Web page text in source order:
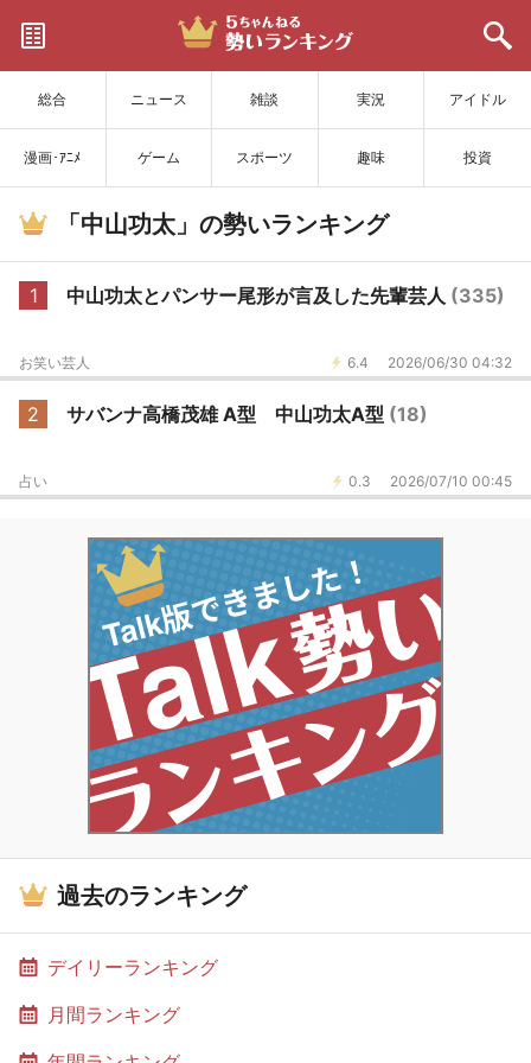
総合 ニュース 雑談 実況 アイドル
漫画･ｱﾆﾒ ゲーム スポーツ 趣味 投資
サイトを更新
「中山功太」の勢いランキング
1 中山功太とパンサー尾形が言及した先輩芸人 (335)
6.4 2026/06/30 04:32
お笑い芸人
2 サバンナ高橋茂雄 A型 中山功太A型 (18)
0.3 2026/07/10 00:45
占い
過去のランキング
デイリーランキング
月間ランキング